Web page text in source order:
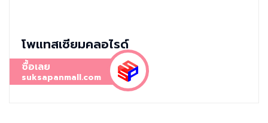
โพแทสเซียมคลอไรด์
ซื้อเลย
suksapanmall.com